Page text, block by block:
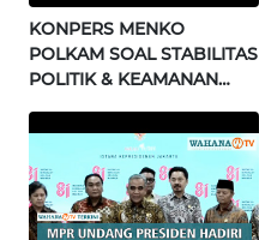
KONPERS MENKO
POLKAM SOAL STABILITAS
POLITIK & KEAMANAN
Terkini
WN
KALTENG
WN
KALSEL